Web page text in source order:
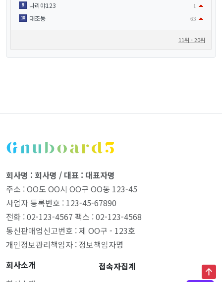
9 나리야123 1
10 대조동 63
11위 - 20위
회사명 : 회사명 / 대표 : 대표자명
주소 : OO도 OO시 OO구 OO동 123-45
사업자 등록번호 : 123-45-67890
전화 : 02-123-4567 팩스 : 02-123-4568
통신판매업신고번호 : 제 OO구 - 123호
개인정보관리책임자 : 정보책임자명
회사소개
접속자집계